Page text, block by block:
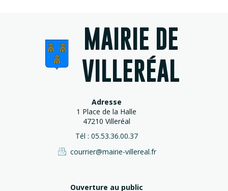
MAIRIE DE
VILLERÉAL
Adresse
1 Place de la Halle
47210 Villeréal
Tél : 05.53.36.00.37
courrier@mairie-villereal.fr
Ouverture au public